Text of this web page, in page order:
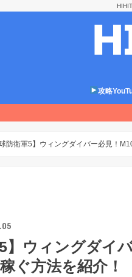
攻略
球防衛軍5】ウィングダイバー必見！
】ウィングダイ
ぐ方法を紹介！